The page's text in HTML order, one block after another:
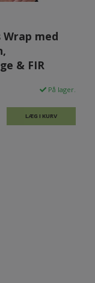
Wrap med
& FIR
På lager.
LÆG I KURV